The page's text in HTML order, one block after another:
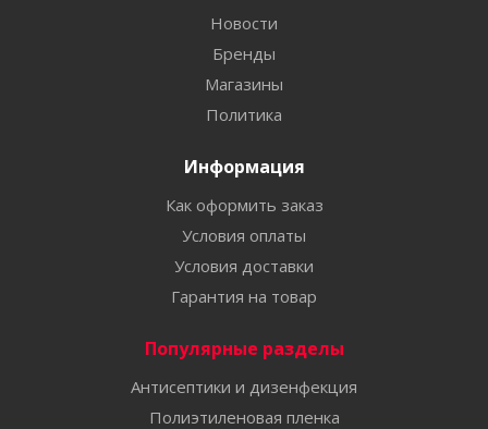
Новости
Бренды
Магазины
Политика
Информация
Как оформить заказ
Условия оплаты
Условия доставки
Гарантия на товар
Популярные разделы
Антисептики и дизенфекция
Полиэтиленовая пленка